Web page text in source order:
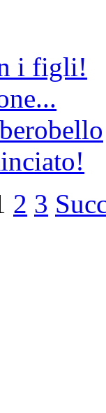
i figli!
2 3